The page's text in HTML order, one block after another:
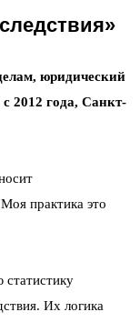
юридический
2012 года, Санкт-
практика это
статистику
Их логика